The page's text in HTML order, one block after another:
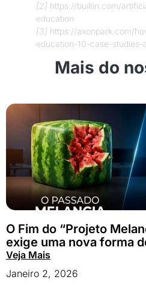
[2] https://builtin.com/
education
[3] https://axonpark.com/
education-10-case-studies-
Mais do
O Fim do “Projeto
exige uma nova forma
Veja Mais
Janeiro 2, 2026